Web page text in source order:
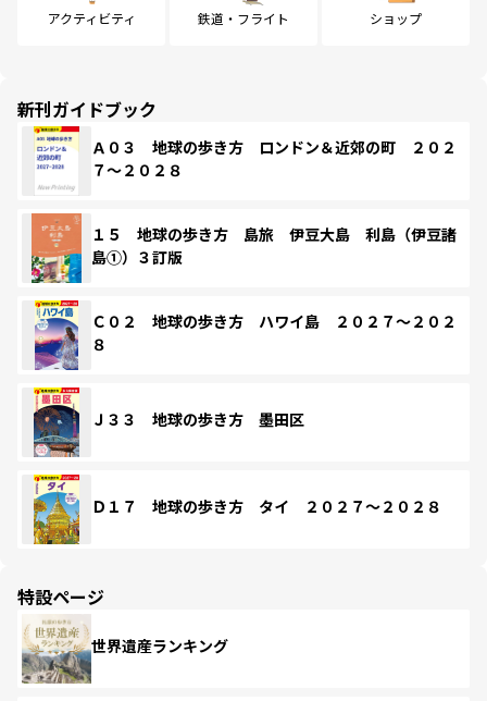
アクティビティ 鉄道・フライト ショップ
新刊ガイドブック
Ａ０３ 地球の歩き方 ロンドン＆近郊の町 ２０２
７～２０２８
１５ 地球の歩き方 島旅 伊豆大島 利島（伊豆諸
島①）３訂版
Ｃ０２ 地球の歩き方 ハワイ島 ２０２７～２０２
８
Ｊ３３ 地球の歩き方 墨田区
Ｄ１７ 地球の歩き方 タイ ２０２７～２０２８
特設ページ
世界遺産ランキング